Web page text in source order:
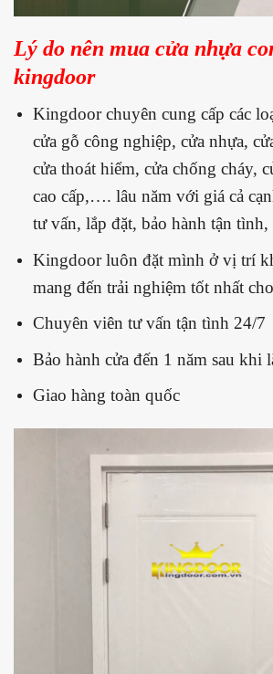
Lý do nên mua cửa nhựa
kingdoor
Kingdoor chuyên cung cấp các
cửa gỗ công nghiệp, cửa nhựa,
cửa thoát hiểm, cửa chống cháy,
cao cấp,…. lâu năm với giá cả
tư vấn, lắp đặt, bảo hành tận
Kingdoor luôn đặt mình ở vị trí
mang đến trải nghiệm tốt nhất
Chuyên viên tư vấn tận tình 24/7
Bảo hành cửa đến 1 năm sau khi
Giao hàng toàn quốc